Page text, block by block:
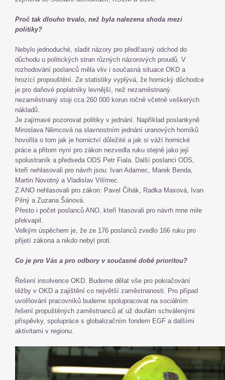
Proč tak dlouho trvalo, než byla nalezena shoda mezi
politiky?
Nebylo jednoduché, sladit názory pro předčasný odchod do
důchodu u politických stran různých názorových proudů. V
rozhodování poslanců měla vliv i současná situace OKD a
hrozící propouštění. Ze statistiky vyplývá, že hornický důchodce
je pro daňové poplatníky levnější, než nezaměstnaný.
nezaměstnaný stoji cca 260 000 korun ročně včetně veškerých
nákladů.
Je zajímavé pozorovat politiky v jednání. Například poslankyně
Miroslava Němcová na slavnostním jednání uranových horníků
hovořila o tom jak je hornictví důležité a jak si váží hornické
práce a přitom nyní pro zákon nezvedla ruku stejně jako její
spolustraník a předseda ODS Petr Fiala. Další poslanci ODS,
kteří nehlasovali pro návrh jsou: Ivan Adamec, Marek Benda,
Martin Novotný a Vladislav Vilímec.
Z ANO nehlasovali pro zákon: Pavel Čihák, Radka Maxová, Ivan
Pilný a Zuzana Šánová.
Přesto i počet poslanců ANO, kteří hlasovali pro návrh mne mile
překvapil.
Velkým úspěchem je, že ze 176 poslanců zvedlo 166 ruku pro
přijetí zákona a nikdo nebyl proti.
Co je pro Vás a pro odbory v současné době prioritou?
Řešení insolvence OKD. Budeme dělat vše pro pokračování
těžby v OKD a zajištění co největší zaměstnanosti. Pro případ
uvolňování pracovníků budeme spolupracovat na sociálním
řešení propuštěných zaměstnanců ať už doufám schválenými
příspěvky, spolupráce s globalizačním fondem EGF a dalšími
aktivitami v regionu.